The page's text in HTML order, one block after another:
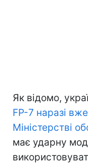
Як відомо,
FP-7 наразі
Міністерстві
має ударну